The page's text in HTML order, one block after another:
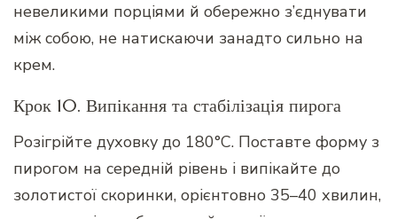
невеликими порціями й обережно з’єднувати
між собою, не натискаючи занадто сильно на
крем.
Крок 10. Випікання та стабілізація пирога
Розігрійте духовку до 180°C. Поставте форму з
пирогом на середній рівень і випікайте до
золотистої скоринки, орієнтовно 35–40 хвилин,